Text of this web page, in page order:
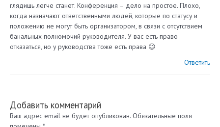
глядишь легче станет. Конференция – дело на простое. Плохо,
когда назначают ответственными людей, которые по статусу и
положению не могут быть организатором, в связи с отсутствием
банальных полномочий руководителя. У вас есть право
отказаться, но у руководства тоже есть права 😉
Ответить
Добавить комментарий
Ваш адрес email не будет опубликован. Обязательные поля